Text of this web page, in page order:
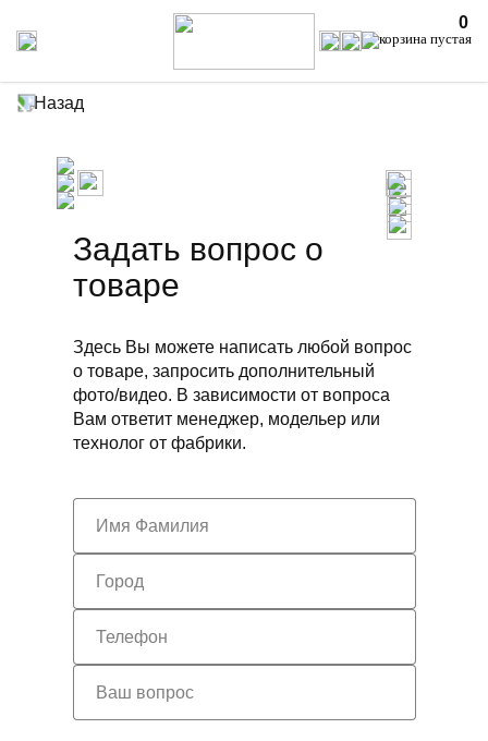
0
Назад
Задать вопрос о
товаре
Здесь Вы можете написать любой вопрос
о товаре, запросить дополнительный
фото/видео. В зависимости от вопроса
Вам ответит менеджер, модельер или
технолог от фабрики.